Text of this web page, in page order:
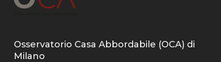
Osservatorio Casa Abbordabile (OCA) di
Milano